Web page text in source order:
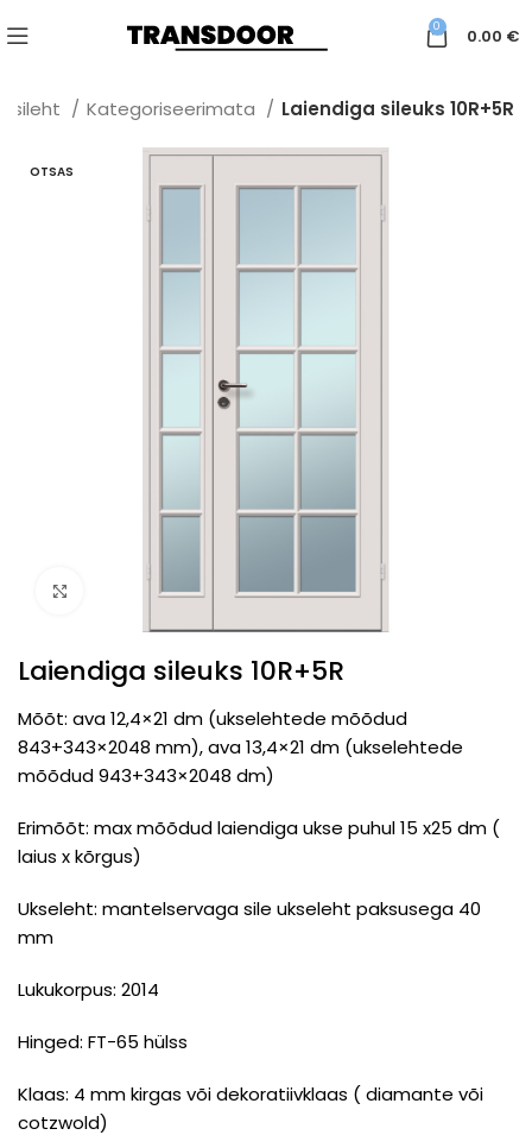
0 0.00 €
Esileht Kategoriseerimata Laiendiga sileuks 10R+5R
OTSAS
Click to enlarge
Laiendiga sileuks 10R+5R
Mõõt: ava 12,4×21 dm (ukselehtede mõõdud
843+343×2048 mm), ava 13,4×21 dm (ukselehtede
mõõdud 943+343×2048 dm)
Erimõõt: max mõõdud laiendiga ukse puhul 15 x25 dm (
laius x kõrgus)
Ukseleht: mantelservaga sile ukseleht paksusega 40
mm
Lukukorpus: 2014
Hinged: FT-65 hülss
Klaas: 4 mm kirgas või dekoratiivklaas ( diamante või
cotzwold)